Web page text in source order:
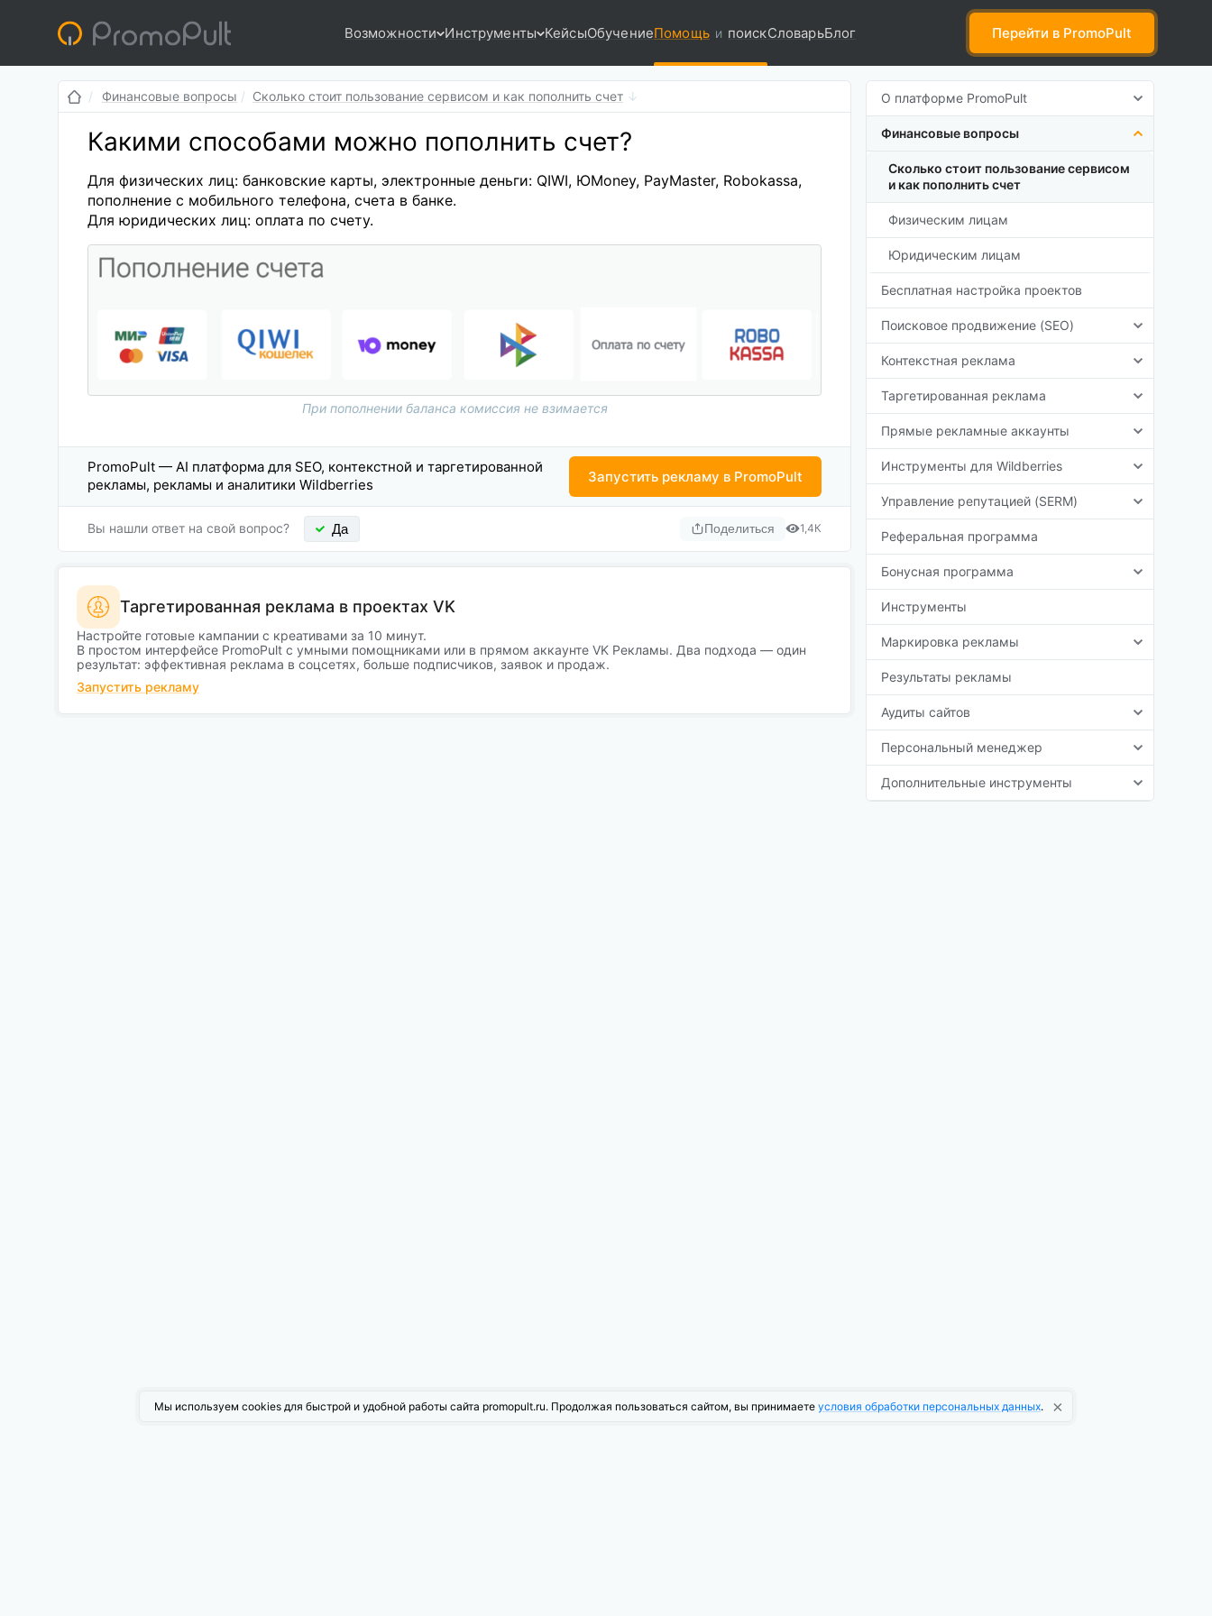
Возможности Инструменты КейсыОбучениеПомощь и поискСловарьБлог Перейти в PromoPult
Финансовые вопросы Сколько стоит пользование сервисом и как пополнить счет
Какими способами можно пополнить счет?
Для физических лиц: банковские карты, электронные деньги: QIWI, ЮMoney, PayMaster, Robokassa,
пополнение с мобильного телефона, счета в банке.
Для юридических лиц: оплата по счету.
При пополнении баланса комиссия не взимается
PromoPult — AI платформа для SEO, контекстной и таргетированной
рекламы, рекламы и аналитики Wildberries
Запустить рекламу в PromoPult
Вы нашли ответ на свой вопрос? Да Поделиться 1,4К
Таргетированная реклама в проектах VK
Настройте готовые кампании с креативами за 10 минут.
В простом интерфейсе PromoPult с умными помощниками или в прямом аккаунте VK Рекламы. Два подхода — один
результат: эффективная реклама в соцсетях, больше подписчиков, заявок и продаж.
Запустить рекламу
О платформе PromoPult
Финансовые вопросы
Сколько стоит пользование сервисом
и как пополнить счет
Физическим лицам
Юридическим лицам
Бесплатная настройка проектов
Поисковое продвижение (SEO)
Контекстная реклама
Таргетированная реклама
Прямые рекламные аккаунты
Инструменты для Wildberries
Управление репутацией (SERM)
Реферальная программа
Бонусная программа
Инструменты
Маркировка рекламы
Результаты рекламы
Аудиты сайтов
Персональный менеджер
Дополнительные инструменты
Мы используем cookies для быстрой и удобной работы сайта promopult.ru. Продолжая пользоваться сайтом, вы принимаете условия обработки персональных данных. ×